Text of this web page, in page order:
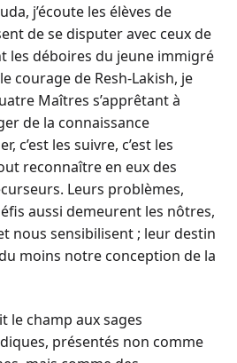
j’écoute les élèves de
de se disputer avec ceux de
les déboires du jeune immigré
courage de Resh-Lakish, je
Maîtres s’apprêtant à
de la connaissance
c’est les suivre, c’est les
reconnaître en eux des
Leurs problèmes,
aussi demeurent les nôtres,
nous sensibilisent ; leur destin
moins notre conception de la
le champ aux sages
présentés non comme